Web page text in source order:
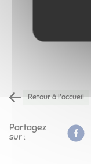
Retour à l'accueil
Partagez
sur :